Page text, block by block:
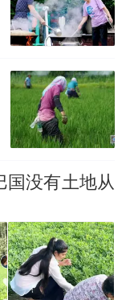
国没有土地从